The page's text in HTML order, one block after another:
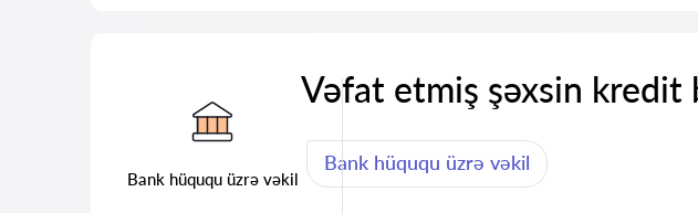
Bank hüququ üzrə vəkil
Vəfat etmiş şəxsin kredit
Bank hüququ üzrə vəkil